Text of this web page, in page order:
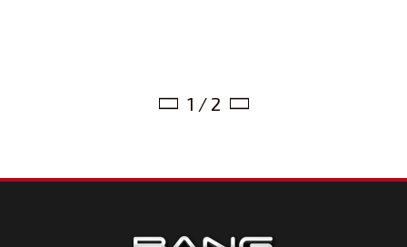
1 / 2